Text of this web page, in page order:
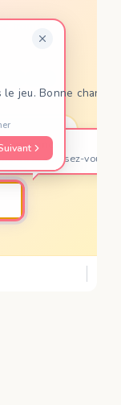
tromper.
Difficile
Commencer
partie et amusez-vous !
jeu. Bonne chance !